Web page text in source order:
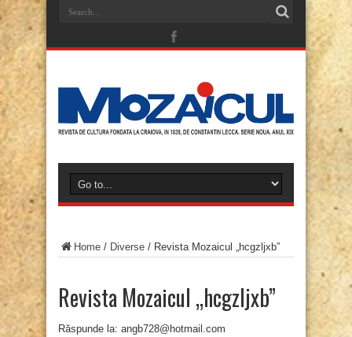
Home / Diverse / Revista Mozaicul „hcgzljxb”
Revista Mozaicul „hcgzljxb”
Răspunde la: angb728@hotmail.com